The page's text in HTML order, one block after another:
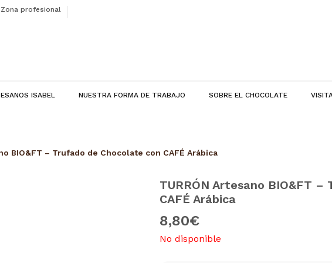
Zona profesional
ISABEL NUESTRA FORMA DE TRABAJO SOBRE EL CHOCOLATE
BIO&FT – Trufado de Chocolate con CAFÉ Arábica
TURRÓN Artesano BIO&FT
CAFÉ Arábica
8,80€
No disponible